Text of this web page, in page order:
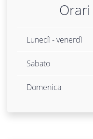
Lunedì - venerdì
Sabato
Domenica